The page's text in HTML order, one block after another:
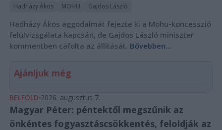
Hadházy Ákos MOHU Gajdos László
Hadházy Ákos aggodalmát fejezte ki a Mohu-koncesszió
felülvizsgálata kapcsán, de Gajdos László miniszter
kommentben cáfolta az állítását. Bővebben...
Ajánljuk még
BELFÖLD 2026. augusztus 7.
Magyar Péter: péntektől megszűnik az
önkéntes fogyasztáscsökkentés, feloldják az